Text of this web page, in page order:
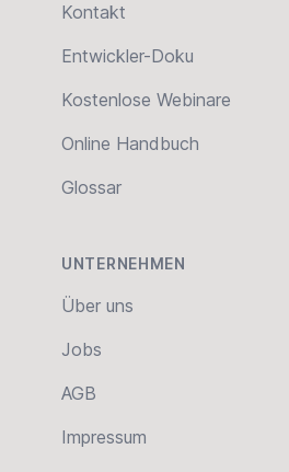
Kontakt
Entwickler-Doku
Kostenlose Webinare
Online Handbuch
Glossar
UNTERNEHMEN
Über uns
Jobs
AGB
Impressum